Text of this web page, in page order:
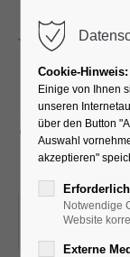
Siggi
Cookie-Hinweis:
Einige von Ihnen
unseren
über den Button
Auswahl
akzeptieren"
Notwendige
Website
Externe